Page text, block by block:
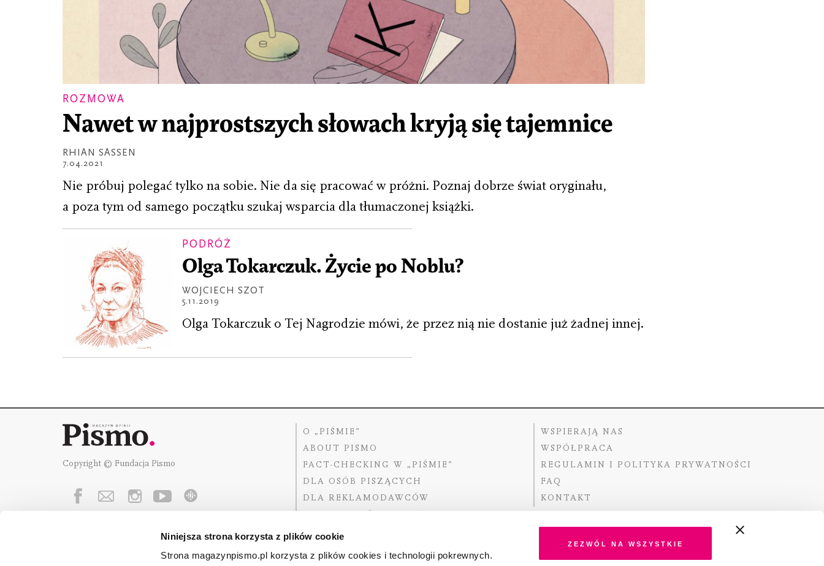
Niniejsza strona korzysta z plików cookie
Strona magazynpismo.pl korzysta z plików cookies i technologii pokrewnych.
Zezwól na wszystkie
ROZMOWA
Nawet w najprostszych słowach kryją się tajemnice
RHIAN SASSEN
7.04.2021
Nie próbuj polegać tylko na sobie. Nie da się pracować w próżni. Poznaj dobrze świat oryginału,
a poza tym od samego początku szukaj wsparcia dla tłumaczonej książki.
PODRÓŻ
Olga Tokarczuk. Życie po Noblu?
WOJCIECH SZOT
5.11.2019
Olga Tokarczuk o Tej Nagrodzie mówi, że przez nią nie dostanie już żadnej innej.
Copyright © Fundacja Pismo
O „PIŚMIE”
ABOUT PISMO
FACT-CHECKING W „PIŚMIE”
DLA OSÓB PISZĄCYCH
DLA REKLAMODAWCÓW
WSPIERAJĄ NAS
WSPÓŁPRACA
REGULAMIN I POLITYKA PRYWATNOŚCI
FAQ
KONTAKT
Fundację Pismowspierają: